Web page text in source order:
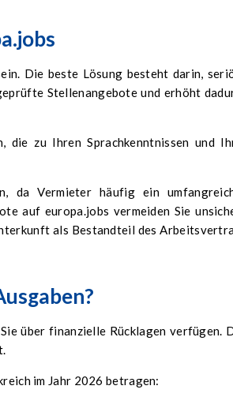
Die beste Lösung besteht darin,
Stellenangebote und erhöht
die zu Ihren Sprachkenntnissen und
da Vermieter häufig ein
auf europa.jobs vermeiden Sie
als Bestandteil des
über finanzielle Rücklagen verfügen.
im Jahr 2026 betragen: